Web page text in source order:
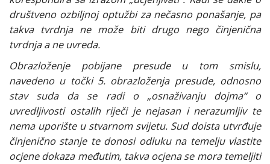
društveno ozbiljnoj optužbi za nečasno ponašanje, pa
takva tvrdnja ne može biti drugo nego činjenična
tvrdnja a ne uvreda.
Obrazloženje pobijane presude u tom smislu,
navedeno u točki 5. obrazloženja presude, odnosno
stav suda da se radi o „osnaživanju dojma“ o
uvredljivosti ostalih riječi je nejasan i nerazumljiv te
nema uporište u stvarnom svijetu. Sud doista utvrđuje
činjenično stanje te donosi odluku na temelju vlastite
ocjene dokaza međutim, takva ocjena se mora temeljiti